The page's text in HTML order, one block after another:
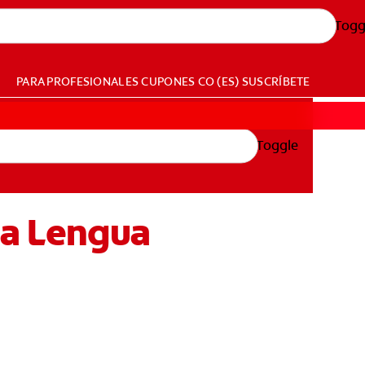
PARA PROFESIONALESCUPONES CO (ES) SUSCRÍBETE
Toggle
Lengua